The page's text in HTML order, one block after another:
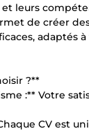
leurs
de créer des
adaptés à
?**
:** Votre
CV est